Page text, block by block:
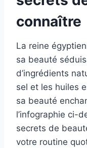
connaître
La reine
sa beauté
d’ingrédients
sel et les huiles
sa beauté
l’infographie ci-
secrets de
votre routine